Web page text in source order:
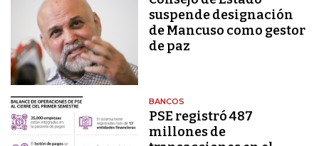
suspende designación
de Mancuso como gestor
de paz
BANCOS
PSE registró 487
millones de